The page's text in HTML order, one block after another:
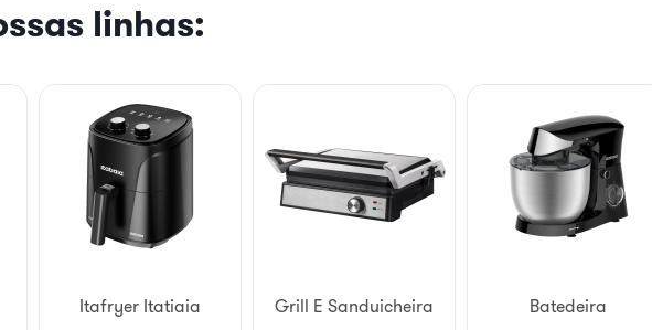
linhas:
Itafryer Itatiaia Grill E Sanduicheira Batedeira